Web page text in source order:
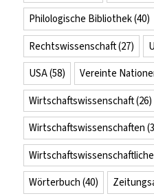
Philologische Bibliothek(40)
Rechtswissenschaft(27)
USA(58) Vereinte
Wirtschaftswissenschaft(26)
Wirtschaftswissenschaften
Wörterbuch (40)